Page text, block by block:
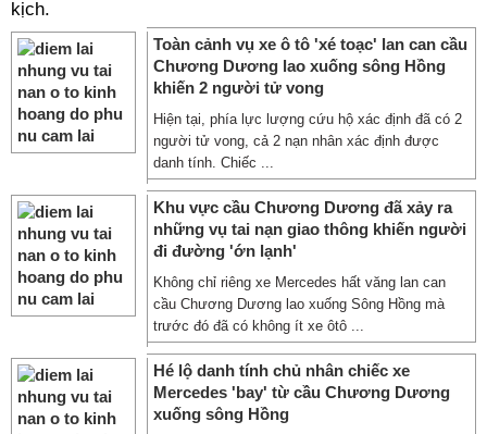
kịch.
Toàn cảnh vụ xe ô tô 'xé toạc' lan can cầu
Chương Dương lao xuống sông Hồng
khiến 2 người tử vong
Hiện tại, phía lực lượng cứu hộ xác định đã có 2
người tử vong, cả 2 nạn nhân xác định được
danh tính. Chiếc ...
Khu vực cầu Chương Dương đã xảy ra
những vụ tai nạn giao thông khiến người
đi đường 'ớn lạnh'
Không chỉ riêng xe Mercedes hất văng lan can
cầu Chương Dương lao xuống Sông Hồng mà
trước đó đã có không ít xe ôtô ...
Hé lộ danh tính chủ nhân chiếc xe
Mercedes 'bay' từ cầu Chương Dương
xuống sông Hồng